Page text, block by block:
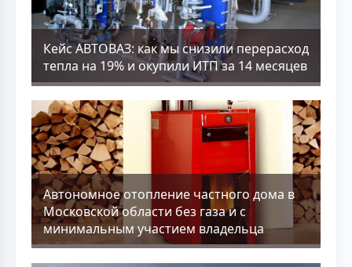
Кейс АВТОВАЗ: как мы снизили перерасход
тепла на 19% и окупили ИТП за 14 месяцев
Aвтономное отопление частного дома в
Московской области без газа и с
минимальным участием владельца